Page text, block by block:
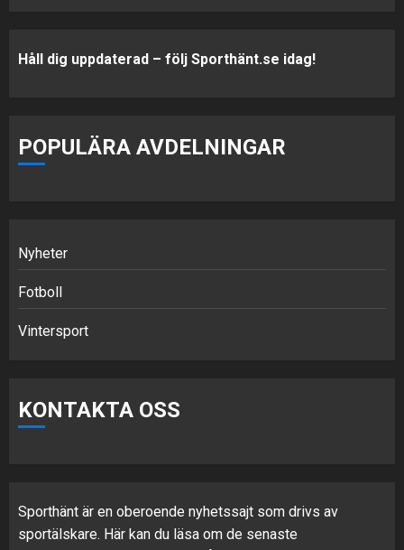
Håll dig uppdaterad – följ Sporthänt.se idag!
POPULÄRA AVDELNINGAR
Nyheter
Fotboll
Vintersport
KONTAKTA OSS
Sporthänt är en oberoende nyhetssajt som drivs av
sportälskare. Här kan du läsa om de senaste